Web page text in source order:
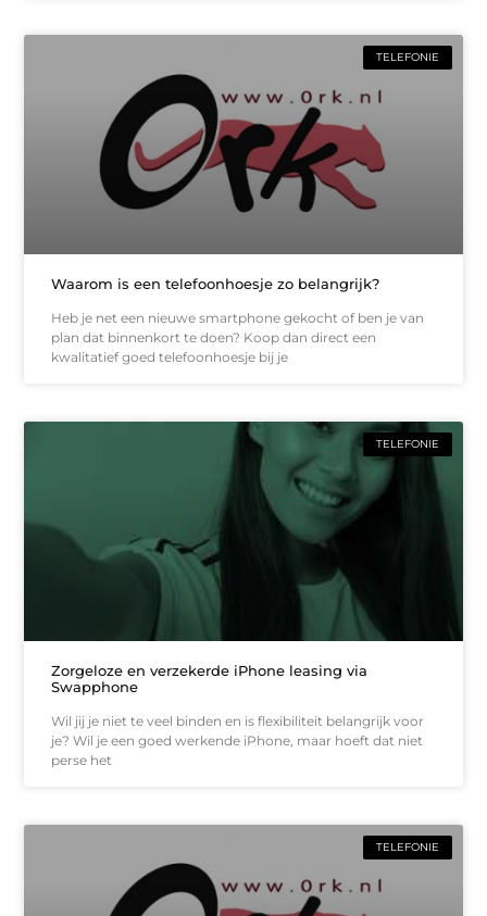
TELEFONIE
Waarom is een telefoonhoesje zo belangrijk?
Heb je net een nieuwe smartphone gekocht of ben je van
plan dat binnenkort te doen? Koop dan direct een
kwalitatief goed telefoonhoesje bij je
TELEFONIE
Zorgeloze en verzekerde iPhone leasing via
Swapphone
Wil jij je niet te veel binden en is flexibiliteit belangrijk voor
je? Wil je een goed werkende iPhone, maar hoeft dat niet
perse het
TELEFONIE